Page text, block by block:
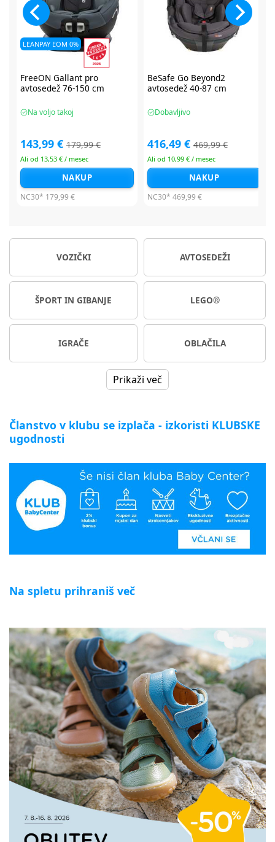
BeSafe Go Beyond2
avtosedež 40-87 cm
Dobavljivo
416,49 € 469,99 €
Ali od 10,99 € / mesec
NAKUP
NC30* 469,99 €
BeSafe Go Beyond2
avtosedež 40-87 cm
Dobavljivo
416,49 € 479,99 €
Ali od 10,99 € / mesec
NAKUP
NC30* 479,99 €
VOZIČKI AVTOSEDEŽI
ŠPORT IN GIBANJE LEGO®
IGRAČE OBLAČILA
Prikaži več
Članstvo v klubu se izplača - izkoristi KLUBSKE
ugodnosti
Na spletu prihraniš več